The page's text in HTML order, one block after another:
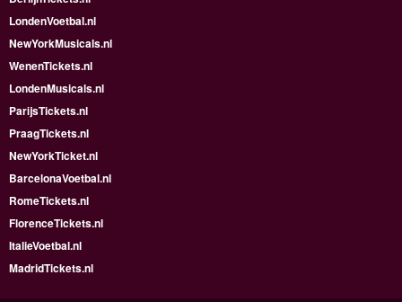
LondenVoetbal.nl
NewYorkMusicals.nl
WenenTickets.nl
LondenMusicals.nl
ParijsTickets.nl
PraagTickets.nl
NewYorkTicket.nl
BarcelonaVoetbal.nl
RomeTickets.nl
FlorenceTickets.nl
ItalieVoetbal.nl
MadridTickets.nl